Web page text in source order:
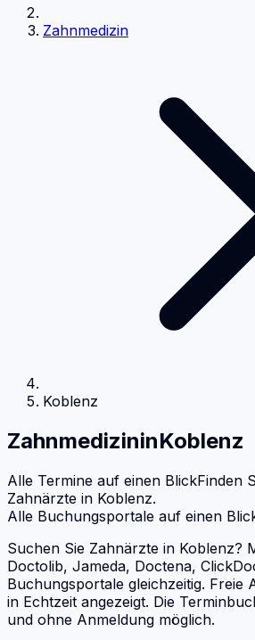
Zahnmedizin
Koblenz
ZahnmedizininKoblenz
Alle Termine auf einen BlickFinden
Zahnärzte in Koblenz.
Alle Buchungsportale auf einen
Suchen Sie Zahnärzte in Koblenz?
Doctolib, Jameda, Doctena,
Buchungsportale gleichzeitig. Freie
in Echtzeit angezeigt. Die
und ohne Anmeldung möglich.